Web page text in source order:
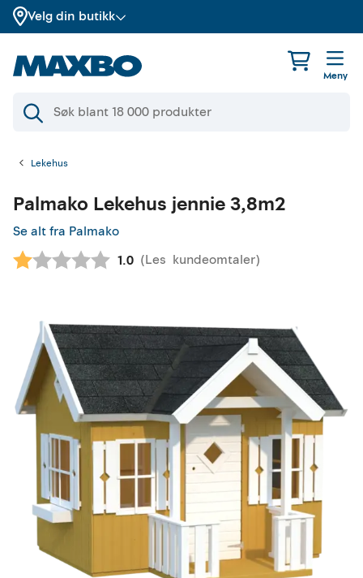
Velg din butikk
Meny
Lekehus
Palmako Lekehus jennie 3,8m2
Se alt fra Palmako
Gjennomsnittskarakter:
1.0 (Les kundeomtaler)